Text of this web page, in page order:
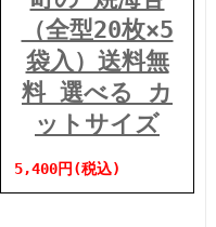
（全型20枚×5
袋入）送料無
料 選べる カ
ットサイズ
5,400円(税込)